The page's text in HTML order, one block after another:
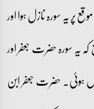
پر یہ سورہ نازل ہوا اور
یہ سورہ حضرت جعفر اور
حضرت جعفر ابن